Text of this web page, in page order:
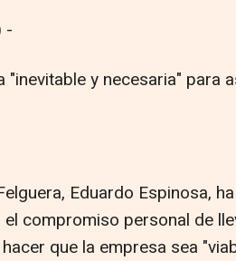
-
"inevitable y necesaria" para
Eduardo Espinosa,
compromiso personal de
que la empresa sea